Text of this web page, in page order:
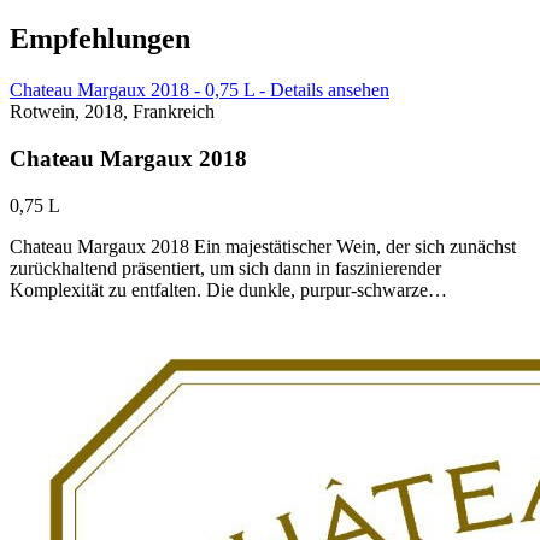
Empfehlungen
Chateau Margaux 2018 - 0,75 L - Details ansehen
Rotwein, 2018, Frankreich
Chateau Margaux 2018
0,75 L
Chateau Margaux 2018 Ein majestätischer Wein, der sich zunächst
zurückhaltend präsentiert, um sich dann in faszinierender
Komplexität zu entfalten. Die dunkle, purpur-schwarze…